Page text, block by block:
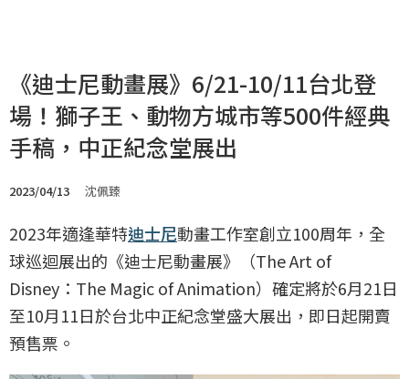
《迪士尼動畫展》6/21-10/11台北登
場！獅子王、動物方城市等500件經典
手稿，中正紀念堂展出
2023/04/13 沈佩臻
2023年適逢華特迪士尼動畫工作室創立100周年，全
球巡迴展出的《迪士尼動畫展》（The Art of
Disney：The Magic of Animation）確定將於6月21日
至10月11日於台北中正紀念堂盛大展出，即日起開賣
預售票。